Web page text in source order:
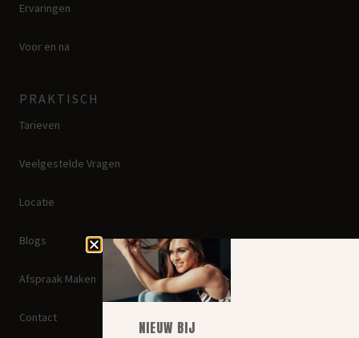
Ervaringen
Voor en na
PRAKTISCH
Tarieven
Veelgestelde Vragen
Locatie
Blogs
Afspraak Maken
Contact
NIEUW BIJ